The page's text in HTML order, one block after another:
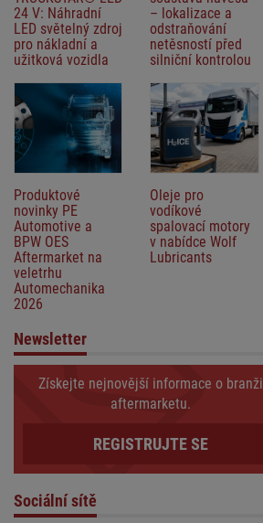
24 V: Náhradní
LED světelný zdroj
pro nákladní a
užitková vozidla
– lokalizace a
odstraňování
netěsností před
silniční kontrolou
Produktové
novinky PE
Automotive a
BPW OES
Aftermarket na
veletrhu
Automechanika
2026
Oleje pro
vodíkové
spalovací motory
v nabídce Wolf
Lubricants
Newsletter
Získejte nejnovější informace o branži
aftermarketu.
REGISTRUJTE SE
Sociální sítě